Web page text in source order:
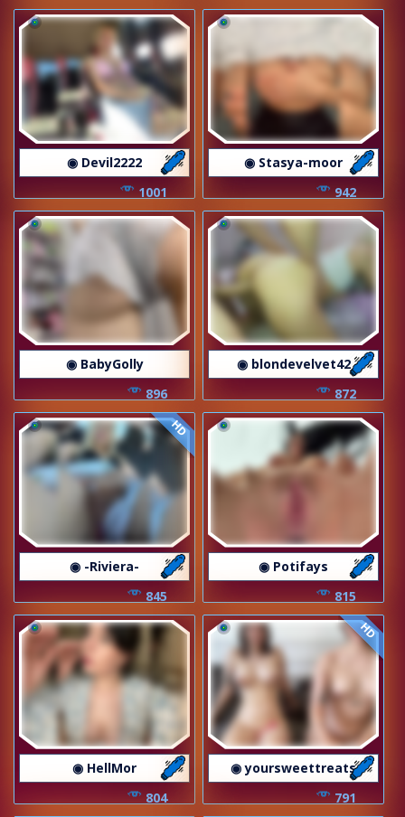
◉ Devil2222
1001
◉ Stasya-moor
942
◉ BabyGolly
896
◉ blondevelvet42
872
HD
◉ -Riviera-
845
◉ Potifays
815
◉ HellMor
804
HD
◉ yoursweettreats
791